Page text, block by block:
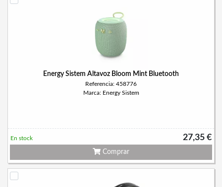
Energy Sistem Altavoz Bloom Mint Bluetooth
Referencia: 458776
Marca: Energy Sistem
27,35 €
En stock
Comprar